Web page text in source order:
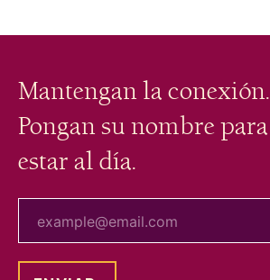
Mantengan la conexión.
Pongan su nombre para
estar al día.